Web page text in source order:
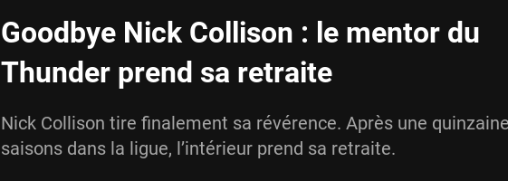
Goodbye Nick Collison : le mentor du
Thunder prend sa retraite
Nick Collison tire finalement sa révérence. Après une
saisons dans la ligue, l’intérieur prend sa retraite.